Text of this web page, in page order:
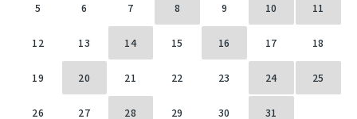
5 6 7 8 9 10 11
12 13 14 15 16 17 18
19 20 21 22 23 24 25
26 27 28 29 30 31